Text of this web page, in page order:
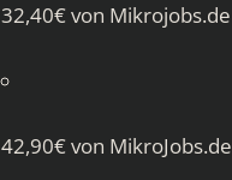
32,40€ von Mikrojobs.de
42,90€ von MikroJobs.de